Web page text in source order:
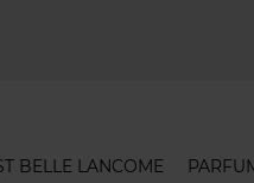
BELLE LANCOME